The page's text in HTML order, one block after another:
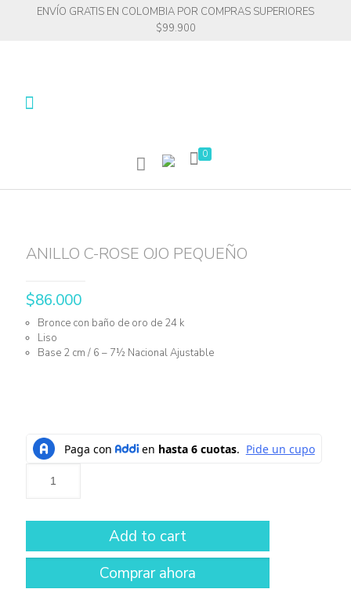
ENVÍO GRATIS EN COLOMBIA POR COMPRAS SUPERIORES
$99.900
0
ANILLO C-ROSE OJO PEQUEÑO
$86.000
Bronce con baño de oro de 24 k
Liso
Base 2 cm / 6 – 7½ Nacional Ajustable
Add to cart